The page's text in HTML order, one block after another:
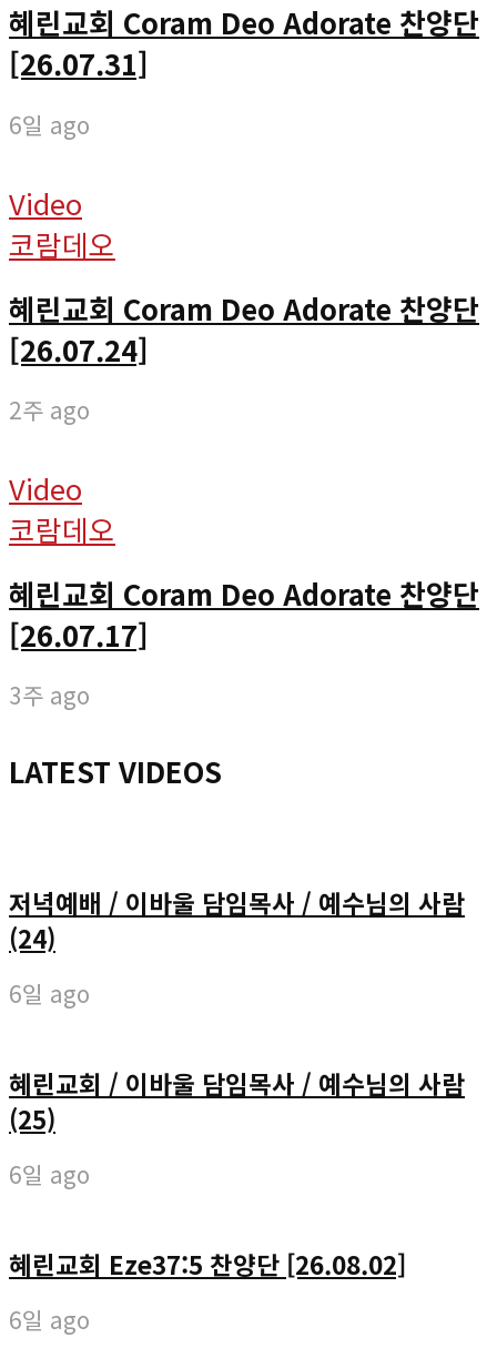
혜린교회 Coram Deo Adorate 찬양단
[26.07.31]
6일 ago
Video
코람데오
혜린교회 Coram Deo Adorate 찬양단
[26.07.24]
2주 ago
Video
코람데오
혜린교회 Coram Deo Adorate 찬양단
[26.07.17]
3주 ago
LATEST VIDEOS
저녁예배 / 이바울 담임목사 / 예수님의 사람
(24)
6일 ago
혜린교회 / 이바울 담임목사 / 예수님의 사람
(25)
6일 ago
혜린교회 Eze37:5 찬양단 [26.08.02]
6일 ago